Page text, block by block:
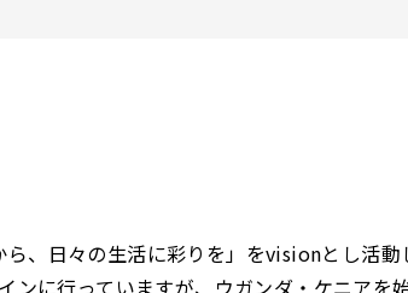
、日々の生活に彩りを」をvisionとし活動
ンに行っていますが、ウガンダ・ケニアを